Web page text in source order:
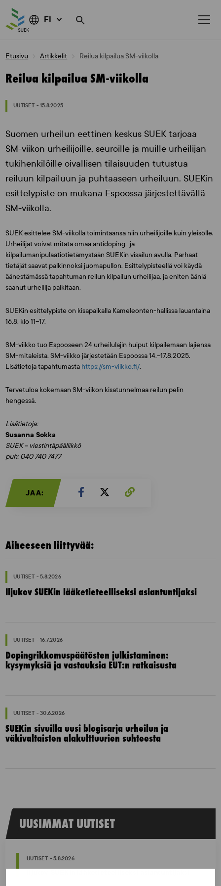
FI
Etusivu Artikkelit Reilua kilpailua SM-viikolla
Reilua kilpailua SM-viikolla
UUTISET - 15.8.2025
Suomen urheilun eettinen keskus SUEK tarjoaa
SM-viikon urheilijoille, seuroille ja muille urheilijan
tukihenkilöille oivallisen tilaisuuden tutustua
reiluun kilpailuun ja puhtaaseen urheiluun. SUEKin
esittelypiste on mukana Espoossa järjestettävällä
SM-viikolla.
SUEK esittelee SM-viikolla toimintaansa niin urheilijoille kuin yleisölle.
Urheilijat voivat mitata omaa antidoping- ja
kilpailumanipulaatiotietämystään SUEKin visailun avulla. Parhaat
tietäjät saavat palkinnoksi juomapullon. Esittelypisteellä voi käydä
äänestämässä tapahtuman reilun kilpailun urheilijaa, ja eniten ääniä
saanut urheilija palkitaan.
SUEKin esittelypiste on kisapaikalla Kameleonten-hallissa lauantaina
16.8. klo 11–17.
SM-viikko tuo Espooseen 24 urheilulajin huiput kilpailemaan lajiensa
SM-mitaleista. SM-viikko järjestetään Espoossa 14.–17.8.2025.
Lisätietoja tapahtumasta https://sm-viikko.fi/.
Tervetuloa kokemaan SM-viikon kisatunnelmaa reilun pelin
hengessä.
Lisätietoja:
Susanna Sokka
SUEK – viestintäpäällikkö
puh: 040 740 7477
JAA:
Aiheeseen liittyvää:
UUTISET - 5.8.2026
Iljukov SUEKin lääketieteelliseksi asiantuntijaksi
UUTISET - 16.7.2026
Dopingrikkomuspäätösten julkistaminen:
kysymyksiä ja vastauksia EUT:n ratkaisusta
UUTISET - 30.6.2026
SUEKin sivuilla uusi blogisarja urheilun ja
väkivaltaisten alakulttuurien suhteesta
UUSIMMAT UUTISET
UUTISET - 5.8.2026